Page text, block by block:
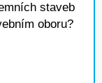
staveb
oboru?